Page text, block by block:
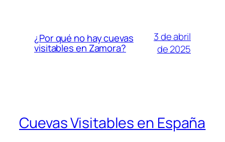
¿Por qué no hay cuevas
visitables en Zamora?
3 de abril
de 2025
Cuevas Visitables en España